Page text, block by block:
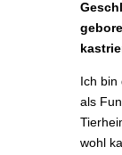
Ich bin
als
wohl